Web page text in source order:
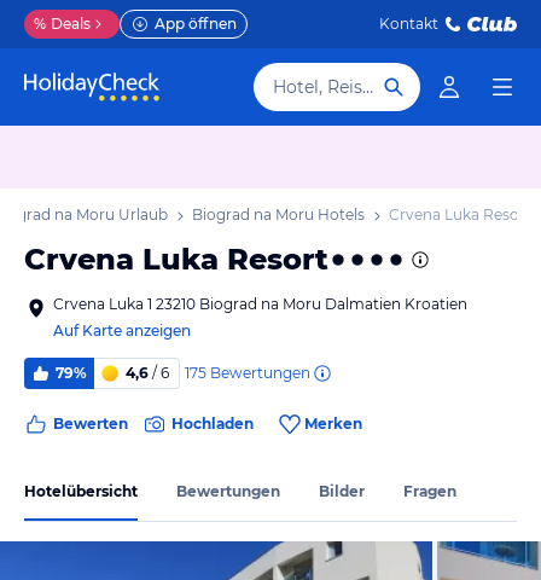
% Deals App öffnen Kontakt
Hotel, Reiseziel
na Moru Urlaub Biograd na Moru Hotels Crvena Luka Resort
Crvena Luka Resort
Crvena Luka 1 23210 Biograd na Moru Dalmatien Kroatien
Auf Karte anzeigen
79% 4,6 / 6 175 Bewertungen
Bewerten Hochladen Merken
Hotelübersicht Bewertungen Bilder Fragen